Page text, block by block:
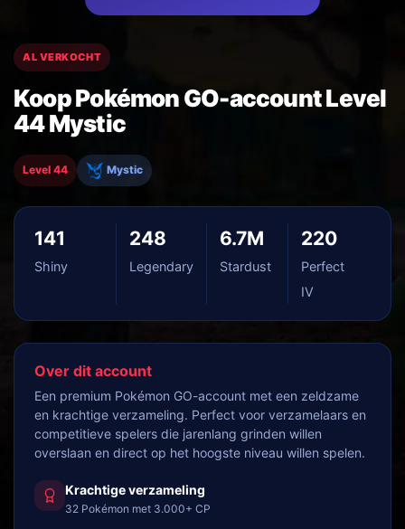
AL VERKOCHT
Koop Pokémon GO-account Level
44 Mystic
Level 44 Mystic
141
Shiny
248
Legendary
6.7M
Stardust
220
Perfect
IV
Over dit account
Een premium Pokémon GO-account met een zeldzame
en krachtige verzameling. Perfect voor verzamelaars en
competitieve spelers die jarenlang grinden willen
overslaan en direct op het hoogste niveau willen spelen.
Krachtige verzameling
32 Pokémon met 3.000+ CP